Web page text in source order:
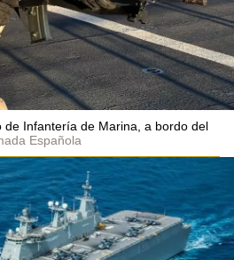
de Infantería de Marina, a bordo del
Española